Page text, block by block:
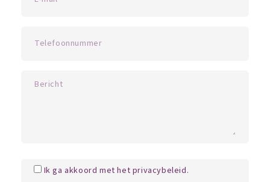
Ik ga akkoord met het privacybeleid.